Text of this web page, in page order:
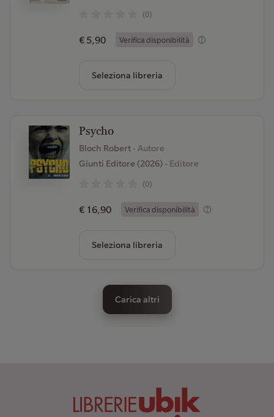
(0)
€ 5,90 Verifica disponibilità
Seleziona libreria
Psycho
Bloch Robert - Autore
Giunti Editore (2026)- Editore
(0)
€ 16,90 Verifica disponibilità
Seleziona libreria
Carica altri